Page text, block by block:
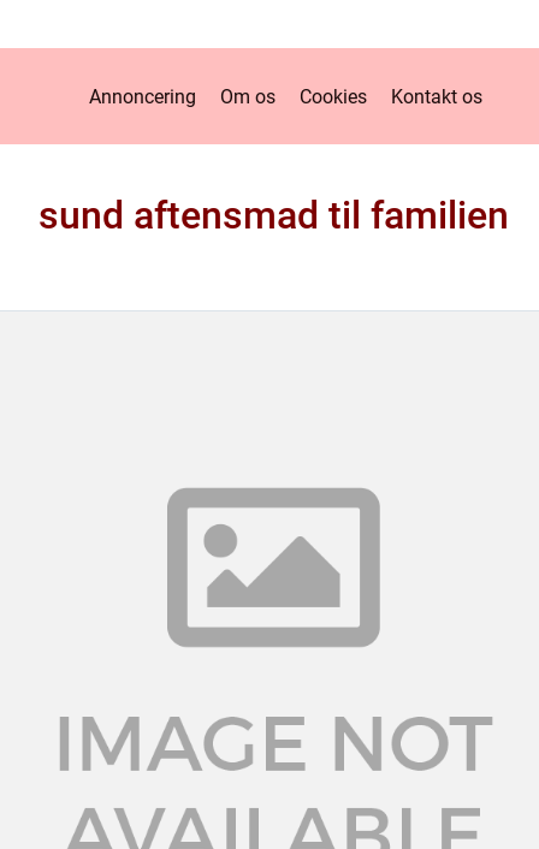
Annoncering Om os Cookies Kontakt os
sund aftensmad til familien